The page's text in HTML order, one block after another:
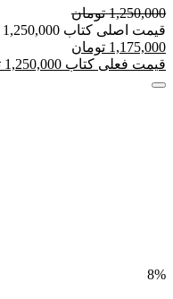
1,250,000 تومان
قیمت اصلی کتاب 1,250,000 تومان بود
1,175,000 تومان
قیمت فعلی کتاب 1,250,000 تومان است
8%